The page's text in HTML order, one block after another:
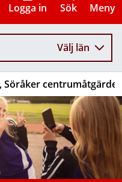
Logga in Sök Meny
Välj län
Söråker centrumåtgärder